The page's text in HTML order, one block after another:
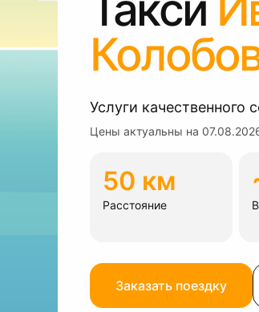
Услуги качественного
Цены актуальны на
50 км
Расстояние
Заказать поездку